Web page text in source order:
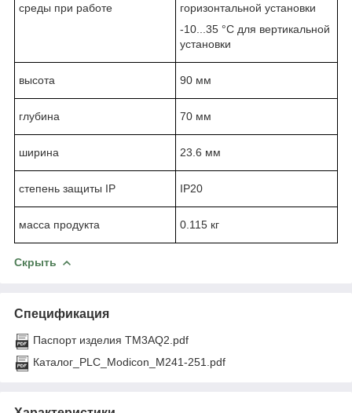
среды при работе
горизонтальной установки
-10...35 °C для вертикальной
установки
высота 90 мм
глубина 70 мм
ширина 23.6 мм
степень защиты IP IP20
масса продукта 0.115 кг
Скрыть
Спецификация
Паспорт изделия TM3AQ2.pdf
Каталог_PLC_Modicon_M241-251.pdf